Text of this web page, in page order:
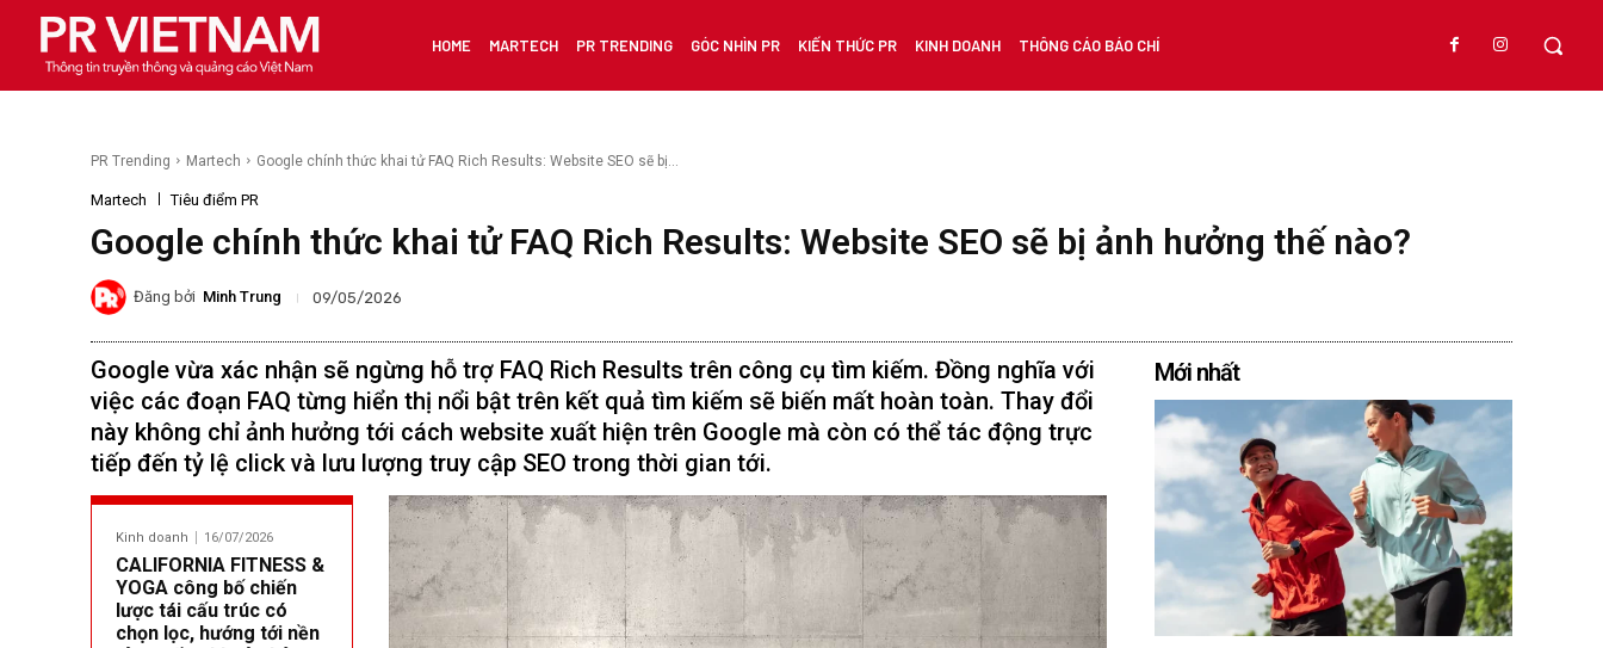
HOME MARTECH PR TRENDING GÓC NHÌN PR KIẾN THỨC PR KINH DOANH THÔNG CÁO BÁO CHÍ
PR Trending Martech Google chính thức khai tử FAQ Rich Results: Website SEO sẽ bị...
Martech Tiêu điểm PR
Google chính thức khai tử FAQ Rich Results: Website SEO sẽ bị ảnh hưởng thế nào?
Đăng bởi Minh Trung 09/05/2026
Google vừa xác nhận sẽ ngừng hỗ trợ FAQ Rich Results trên công cụ tìm kiếm. Đồng nghĩa với
việc các đoạn FAQ từng hiển thị nổi bật trên kết quả tìm kiếm sẽ biến mất hoàn toàn. Thay đổi
này không chỉ ảnh hưởng tới cách website xuất hiện trên Google mà còn có thể tác động trực
tiếp đến tỷ lệ click và lưu lượng truy cập SEO trong thời gian tới.
Kinh doanh 16/07/2026
CALIFORNIA FITNESS &
YOGA công bố chiến
lược tái cấu trúc có
chọn lọc, hướng tới nền
Mới nhất